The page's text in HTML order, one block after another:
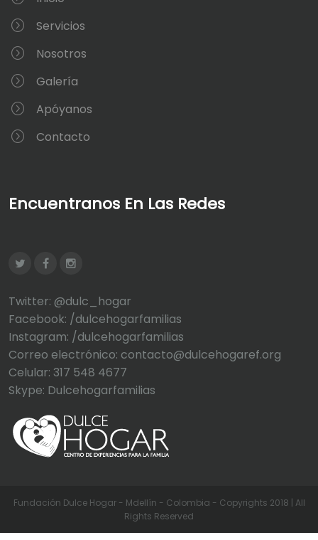
Servicios
Nosotros
Galería
Apóyanos
Contacto
Encuentranos En Las Redes
Twitter: @dulc_hogar
Facebook: /dulcehogarfamilias
Instagram: /dulcehogarfamilias
Correo electrónico: contacto@dulcehogaref.org
Celular: 317 548 4677
Skype: Dulcehogarfamilias
Fundación Dulce Hogar - Mdellín - Colombia - Copyrights 2018 | All
Rights Reserved